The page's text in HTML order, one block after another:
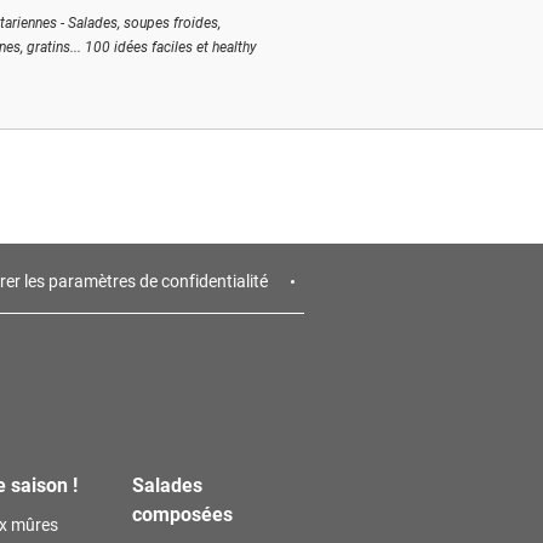
- Salades, soupes froides,
gratins... 100 idées faciles et healthy
les paramètres de confidentialité
saison !
mûres
Salades
composées